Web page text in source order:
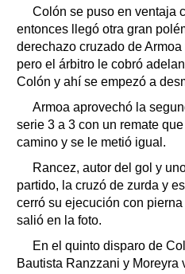
Colón se puso en ventaja
entonces llegó otra gran
derechazo cruzado de
pero el árbitro le cobró
Colón y ahí se empezó a
Armoa aprovechó la
serie 3 a 3 con un remate
camino y se le metió igual.
Rancez, autor del gol y
partido, la cruzó de zurda y
cerró su ejecución con
salió en la foto.
En el quinto disparo de
Bautista Ranzzani y Moreyra